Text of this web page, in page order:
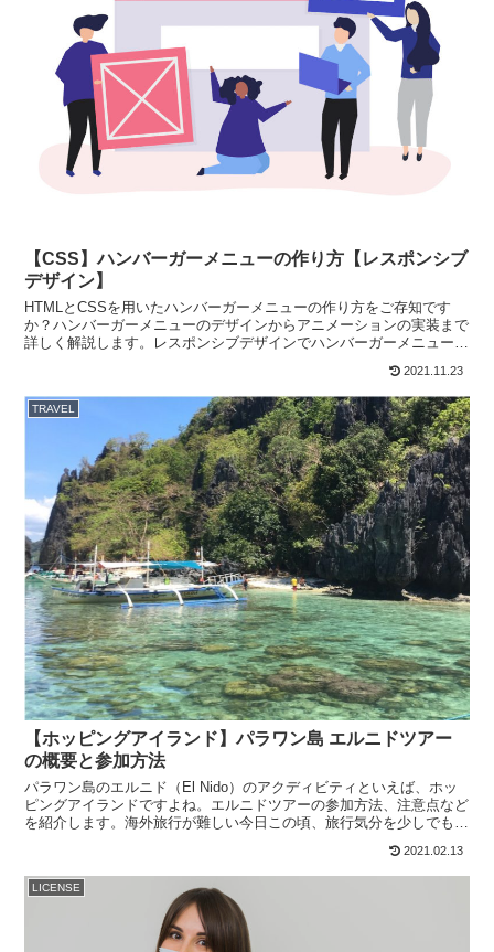
【CSS】ハンバーガーメニューの作り方【レスポンシブ
デザイン】
HTMLとCSSを用いたハンバーガーメニューの作り方をご存知です
か？ハンバーガーメニューのデザインからアニメーションの実装まで
詳しく解説します。レスポンシブデザインでハンバーガーメニューを
2021.11.23
TRAVEL
【ホッピングアイランド】パラワン島 エルニドツアー
の概要と参加方法
パラワン島のエルニド（El Nido）のアクディビティといえば、ホッ
ピングアイランドですよね。エルニドツアーの参加方法、注意点など
を紹介します。海外旅行が難しい今日この頃、旅行気分を少しでも味
2021.02.13
LICENSE